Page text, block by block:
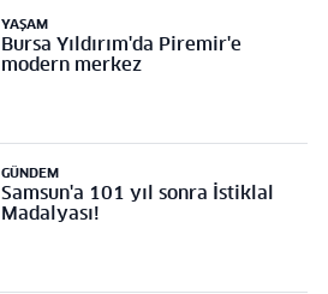
YAŞAM
Bursa Yıldırım'da Piremir'e
modern merkez
GÜNDEM
Samsun'a 101 yıl sonra İstiklal
Madalyası!